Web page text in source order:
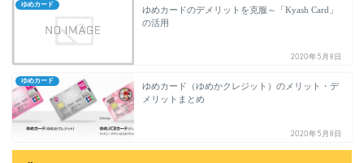
ゆめカード
ゆめカードのデメリットを克服～「Kyash Card」
の活用
2020年5月8日
ゆめカード
ゆめカード（ゆめかクレジット）のメリット・デ
メリットまとめ
2020年5月8日